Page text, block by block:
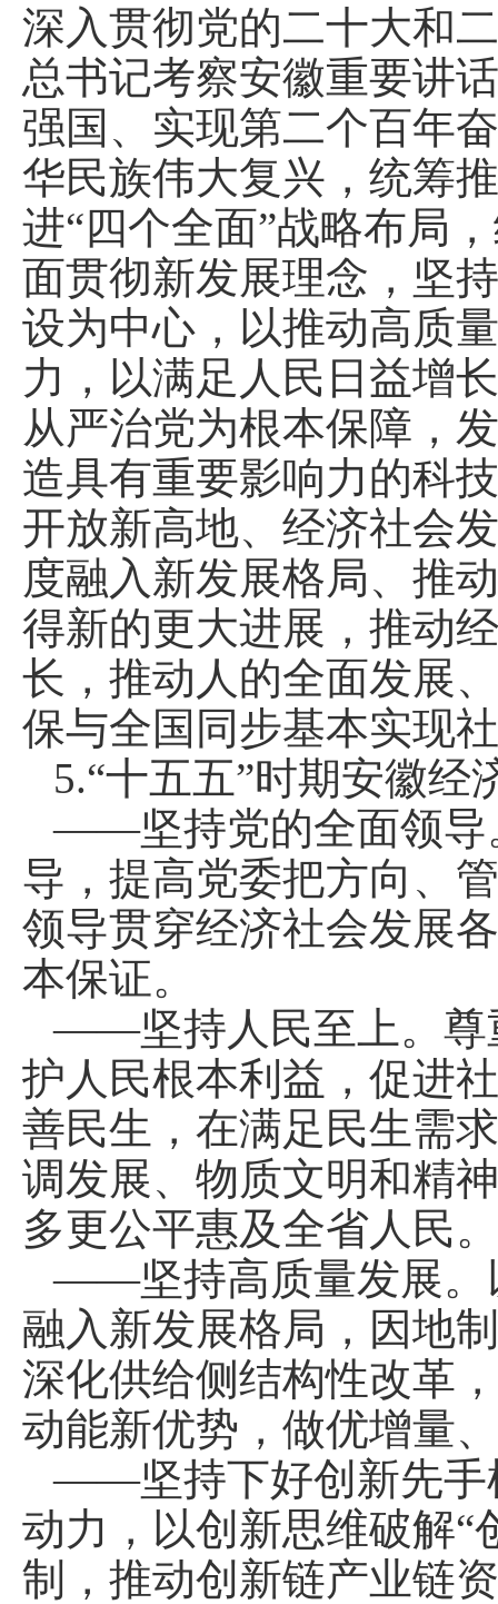
深入贯彻党的二十大和
总书记考察安徽重要讲
强国、实现第二个百年
华民族伟大复兴，统筹
进“四个全面”战略布局
面贯彻新发展理念，坚
设为中心，以推动高质
力，以满足人民日益增
从严治党为根本保障，
造具有重要影响力的科
开放新高地、经济社会
度融入新发展格局、推
得新的更大进展，推动
长，推动人的全面发展
保与全国同步基本实现
5.“十五五”时期安徽
——坚持党的全面领导
导，提高党委把方向、
领导贯穿经济社会发展
本保证。
——坚持人民至上。尊
护人民根本利益，促进
善民生，在满足民生需
调发展、物质文明和精
多更公平惠及全省人民。
——坚持高质量发展。
融入新发展格局，因地
深化供给侧结构性改革
动能新优势，做优增量
——坚持下好创新先手
动力，以创新思维破解“
制，推动创新链产业链